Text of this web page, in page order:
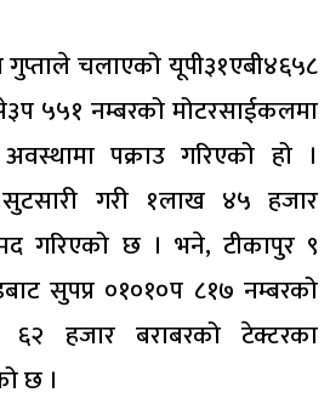
चलाएको यूपी३१एबी४६५८
५५१ नम्बरको मोटरसाईकलमा
पक्राउ गरिएको हो ।
गरी १लाख ४५ हजार
गरिएको छ । भने, टीकापुर ९
सुपप्र ०१०१०प ८१७ नम्बरको
हजार बराबरको टेक्टरका
छ ।